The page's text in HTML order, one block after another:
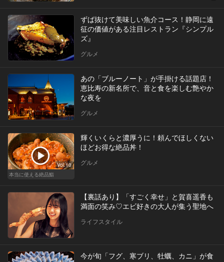
ずば抜けて美味しい魚介コース！静岡に遠
征の価値がある注目レストラン『シンプル
ズ』
グルメ
あの「ブルーノート」が手掛ける話題店！
恵比寿の新名所で、音と食を楽しむ艶やか
な夜を
グルメ
Vol.10
本当に使える絶品鮨
輝くいくらと濃厚うに！頼んでほしくない
ほどお得な絶品丼！
グルメ
【裏話あり】「すごく幸せ」と賀喜遥香も
満面の笑み♡エビ好きの大人が集う聖地へ
ライフスタイル
今が旬「フグ、寒ブリ、牡蠣、カニ」が食